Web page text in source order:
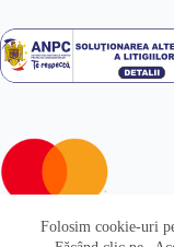
Folosim cookie-uri